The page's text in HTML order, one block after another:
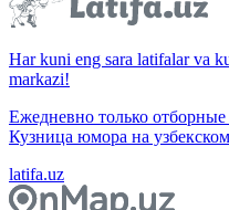
Har kuni eng sara latifalar va
markazi!
Ежедневно только
Кузница юмора на
latifa.uz